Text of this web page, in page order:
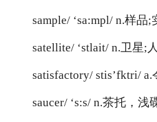
sample/ ‘sa:mpl/ n.样品
satellite/ ‘stlait/ n.卫星;
satisfactory/ stis’fktri/
saucer/ ‘s:s/ n.茶托，浅